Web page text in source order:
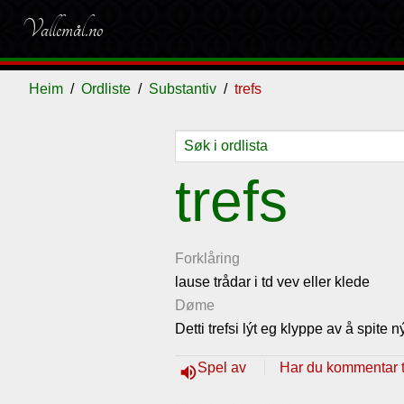
Vallemål.no
Heim Ordliste Substantiv trefs
trefs
Forklåring
lause trådar i td vev eller klede
Døme
Detti trefsi lýt eg klyppe av å spite
volume_upSpel av Har du kommentar